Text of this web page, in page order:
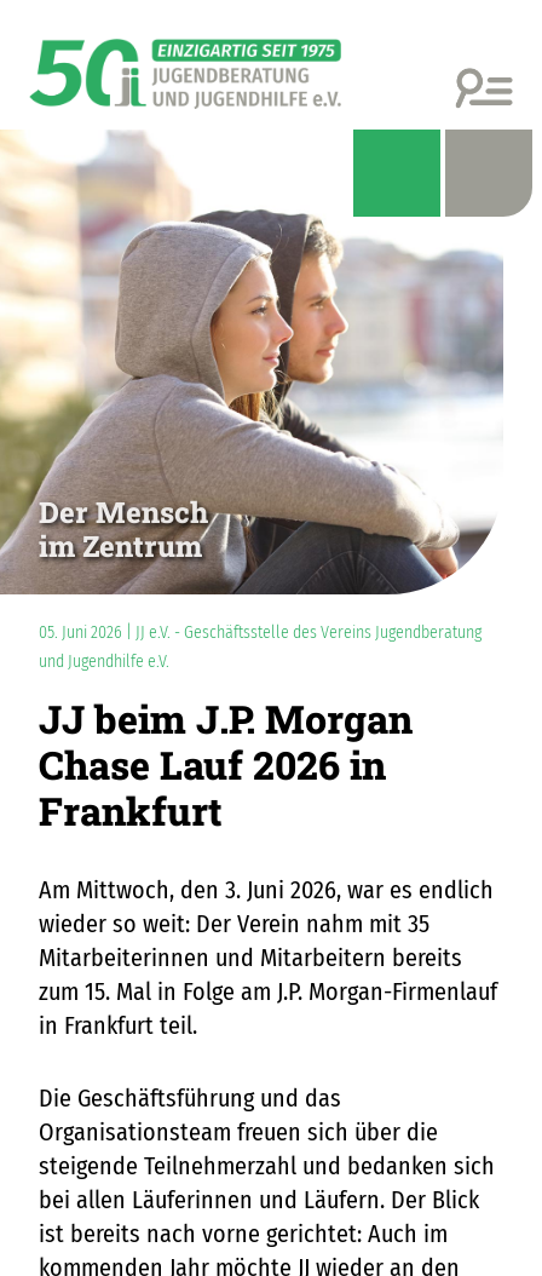
Der Mensch
im Zentrum
05. Juni 2026 | JJ e.V. - Geschäftsstelle des Vereins Jugendberatung
und Jugendhilfe e.V.
JJ beim J.P. Morgan
Chase Lauf 2026 in
Frankfurt
Am Mittwoch, den 3. Juni 2026, war es endlich
wieder so weit: Der Verein nahm mit 35
Mitarbeiterinnen und Mitarbeitern bereits
zum 15. Mal in Folge am J.P. Morgan-Firmenlauf
in Frankfurt teil.
Die Geschäftsführung und das
Organisationsteam freuen sich über die
steigende Teilnehmerzahl und bedanken sich
bei allen Läuferinnen und Läufern. Der Blick
ist bereits nach vorne gerichtet: Auch im
kommenden Jahr möchte JJ wieder an den